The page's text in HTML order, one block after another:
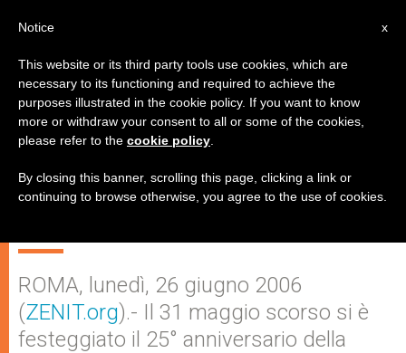
Gerusalemme: le Suore
Francescane del Cuore di Gesù
celebrano 25 anni di presenza
ROMA, lunedì, 26 giugno 2006
(ZENIT.org).- Il 31 maggio scorso si è
festeggiato il 25° anniversario della
x
Notice
This website or its third party tools use cookies, which are
necessary to its functioning and required to achieve the
purposes illustrated in the cookie policy. If you want to know
more or withdraw your consent to all or some of the cookies,
please refer to the cookie policy
By closing this banner, scrolling this page, clicking a link or
continuing to browse otherwise, you agree to the use of cookies.